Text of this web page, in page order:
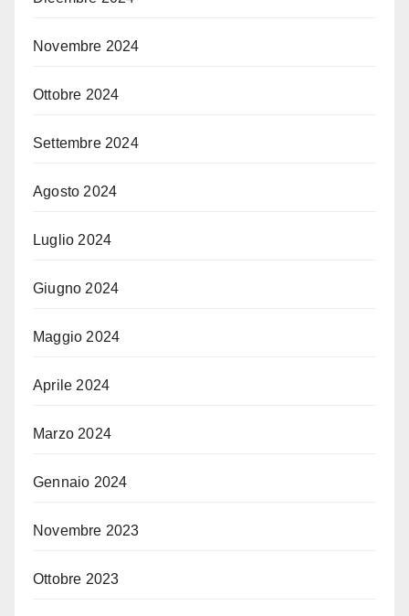
Novembre 2024
Ottobre 2024
Settembre 2024
Agosto 2024
Luglio 2024
Giugno 2024
Maggio 2024
Aprile 2024
Marzo 2024
Gennaio 2024
Novembre 2023
Ottobre 2023